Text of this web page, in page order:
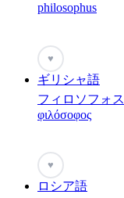
philosophus
♥
ギリシャ語
フィロソフォス
φιλόσοφος
♥
ロシア語